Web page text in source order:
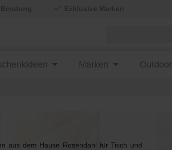
Marken Outdoor
aus dem Hause Rosendahl für Tisch und